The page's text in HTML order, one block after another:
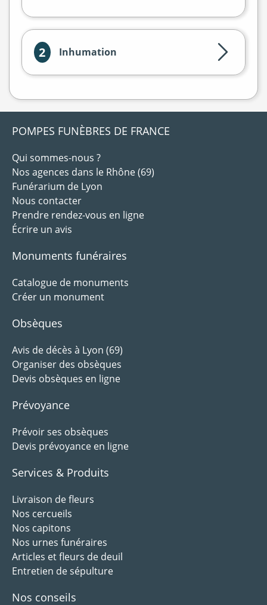
2 Inhumation
POMPES FUNÈBRES DE FRANCE
Qui sommes-nous ?
Nos agences dans le Rhône (69)
Funérarium de Lyon
Nous contacter
Prendre rendez-vous en ligne
Écrire un avis
Monuments funéraires
Catalogue de monuments
Créer un monument
Obsèques
Avis de décès à Lyon (69)
Organiser des obsèques
Devis obsèques en ligne
Prévoyance
Prévoir ses obsèques
Devis prévoyance en ligne
Services & Produits
Livraison de fleurs
Nos cercueils
Nos capitons
Nos urnes funéraires
Articles et fleurs de deuil
Entretien de sépulture
Nos conseils